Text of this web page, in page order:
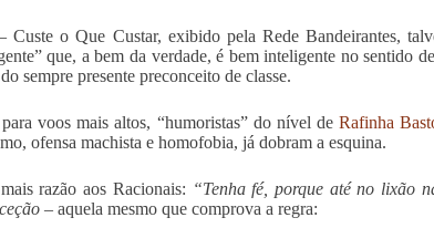
Custe o Que Custar, exibido pela Rede Bandeirantes,
que, a bem da verdade, é bem inteligente no sentido
sempre presente preconceito de classe.
voos mais altos, “humoristas” do nível de Rafinha
ofensa machista e homofobia, já dobram a esquina.
razão aos Racionais: “Tenha fé, porque até no lixão
– aquela mesmo que comprova a regra: